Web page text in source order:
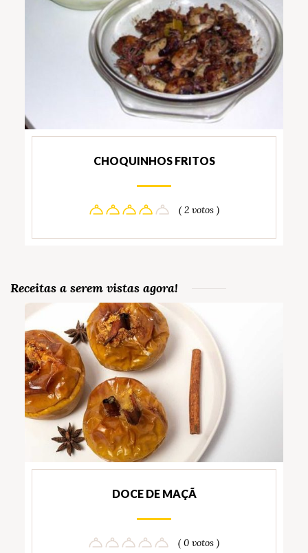
CHOQUINHOS FRITOS
( 2 votos )
Receitas a serem vistas agora!
DOCE DE MAÇÃ
( 0 votos )